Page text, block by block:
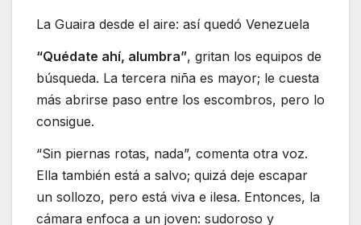
La Guaira desde el aire: así quedó Venezuela
“Quédate ahí, alumbra”, gritan los equipos de
búsqueda. La tercera niña es mayor; le cuesta
más abrirse paso entre los escombros, pero lo
consigue.
“Sin piernas rotas, nada”, comenta otra voz.
Ella también está a salvo; quizá deje escapar
un sollozo, pero está viva e ilesa. Entonces, la
cámara enfoca a un joven: sudoroso y